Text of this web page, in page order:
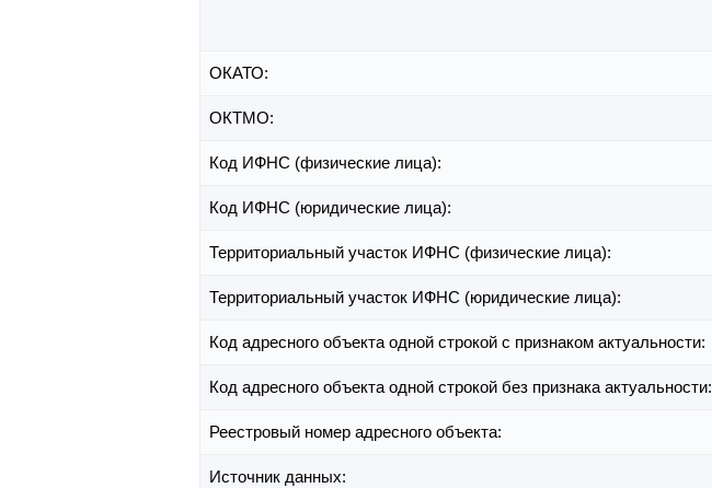
ОКАТО:
ОКТМО:
Код ИФНС (физические лица):
Код ИФНС (юридические лица):
Территориальный участок ИФНС (физические лица):
Территориальный участок ИФНС (юридические лица):
Код адресного объекта одной строкой с признаком актуальности:
Код адресного объекта одной строкой без признака актуальности:
Реестровый номер адресного объекта:
Источник данных: